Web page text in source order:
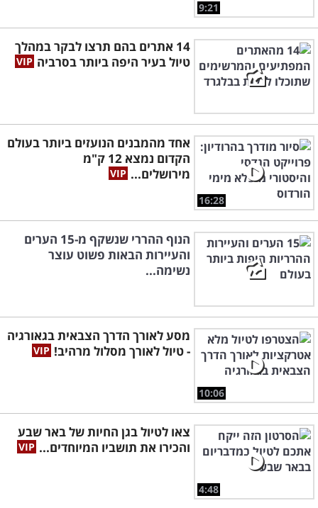
9:21
14 אתרים בהם תרצו לבקר במהלך
טיול בעיר היפה ביותר בסרביה
16:28
אחד מהמבנים הנועזים ביותר בעולם
הקדום נמצא 12 ק"מ
מירושלים...
הנוף ההררי שנשקף מ-15 הערים
והעיירות הבאות פשוט עוצר
נשימה...
10:06
מסע לאורך הדרך הצבאית בגאורגיה
- טיול לאורך מסלול מרהיב!
4:48
צאו לטיול בגן החיות של באר שבע
והכירו את תושביו המיוחדים...